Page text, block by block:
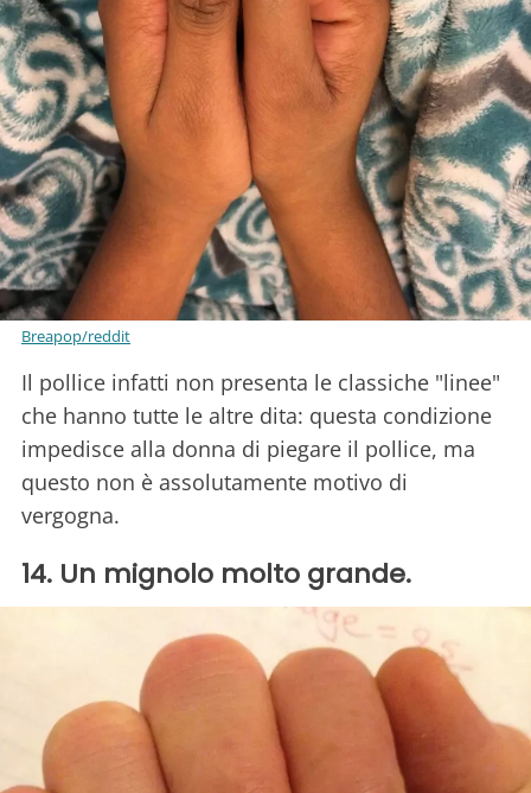
Breapop/reddit
Il pollice infatti non presenta le classiche "linee"
che hanno tutte le altre dita: questa condizione
impedisce alla donna di piegare il pollice, ma
questo non è assolutamente motivo di
vergogna.
14. Un mignolo molto grande.